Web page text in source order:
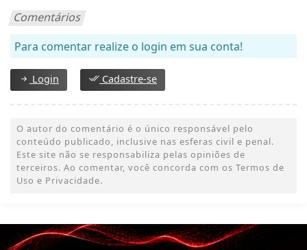
Comentários
Para comentar realize o login em sua conta!
Login Cadastre-se
O autor do comentário é o único responsável pelo
conteúdo publicado, inclusive nas esferas civil e penal.
Este site não se responsabiliza pelas opiniões de
terceiros. Ao comentar, você concorda com os Termos de
Uso e Privacidade.